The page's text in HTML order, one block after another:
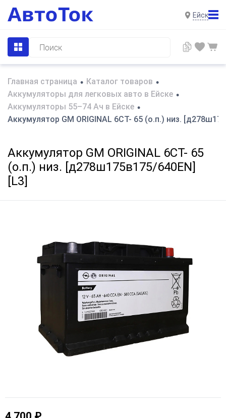
Ейск
Главная страница • Каталог товаров •
Аккумуляторы для легковых авто в Ейске •
Аккумуляторы 55–74 Ач в Ейске •
Аккумулятор GM ORIGINAL 6СТ- 65 (о.п.) низ.
Аккумулятор GM ORIGINAL 6СТ- 65
(о.п.) низ. [д278ш175в175/640EN]
[L3]